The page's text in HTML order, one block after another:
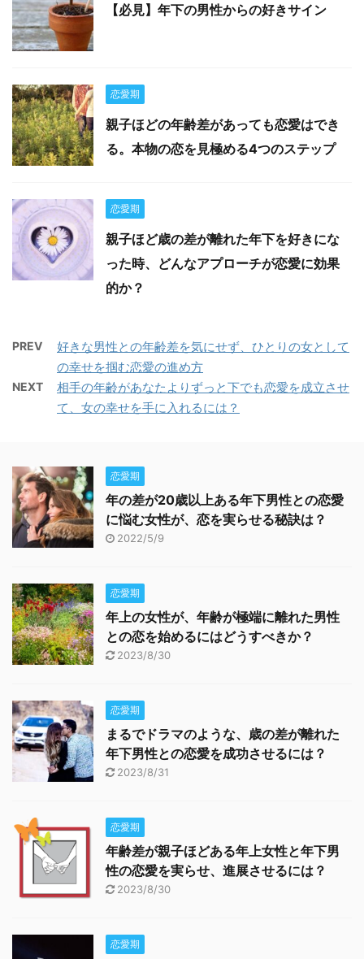
【必見】年下の男性からの好きサイン
恋愛期
親子ほどの年齢差があっても恋愛はでき
る。本物の恋を見極める4つのステップ
恋愛期
親子ほど歳の差が離れた年下を好きにな
った時、どんなアプローチが恋愛に効果
的か？
PREV
好きな男性との年齢差を気にせず、ひとりの女として
の幸せを掴む恋愛の進め方
NEXT
相手の年齢があなたよりずっと下でも恋愛を成立させ
て、女の幸せを手に入れるには？
恋愛期
年の差が20歳以上ある年下男性との恋愛
に悩む女性が、恋を実らせる秘訣は？
2022/5/9
恋愛期
年上の女性が、年齢が極端に離れた男性
との恋を始めるにはどうすべきか？
2023/8/30
恋愛期
まるでドラマのような、歳の差が離れた
年下男性との恋愛を成功させるには？
2023/8/31
恋愛期
年齢差が親子ほどある年上女性と年下男
性の恋愛を実らせ、進展させるには？
2023/8/30
恋愛期